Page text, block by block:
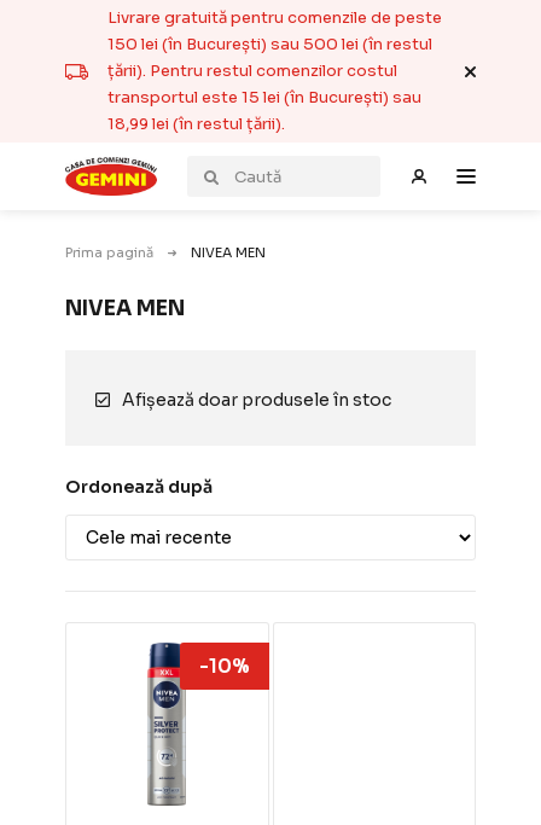
Livrare gratuită pentru comenzile de peste
150 lei (în București) sau 500 lei (în restul
țării). Pentru restul comenzilor costul
transportul este 15 lei (în București) sau
18,99 lei (în restul țării).
Prima pagină NIVEA MEN
NIVEA MEN
Afișează doar produsele în stoc
Ordonează după
-10%